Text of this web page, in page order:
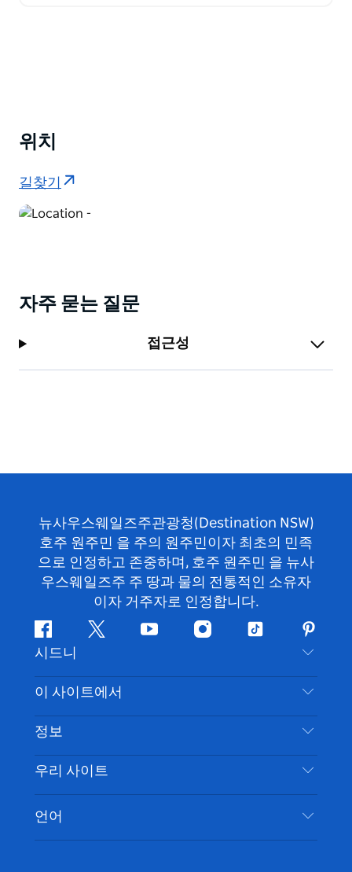
위치
길찾기
자주 묻는 질문
접근성
뉴사우스웨일즈주관광청(Destination NSW)
호주 원주민 을 주의 원주민이자 최초의 민족
으로 인정하고 존중하며, 호주 원주민 을 뉴사
우스웨일즈주 주 땅과 물의 전통적인 소유자
이자 거주자로 인정합니다.
페
이
스
북
지
귀
다
유
브
인
타
램
틱
핀
터
레
스
트
시드니
문의하기
부인 성명
쿠키 고지
이 사이트에서
목적지
할 일
이벤트
숙소
정보
여행 정보
시드니 접근성
귀하의 사업을 등록하세요
우리 사이트
언어